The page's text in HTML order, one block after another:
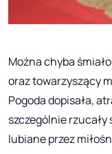
Można chyba
oraz towarzyszący
Pogoda dopisała,
szczególnie
lubiane przez